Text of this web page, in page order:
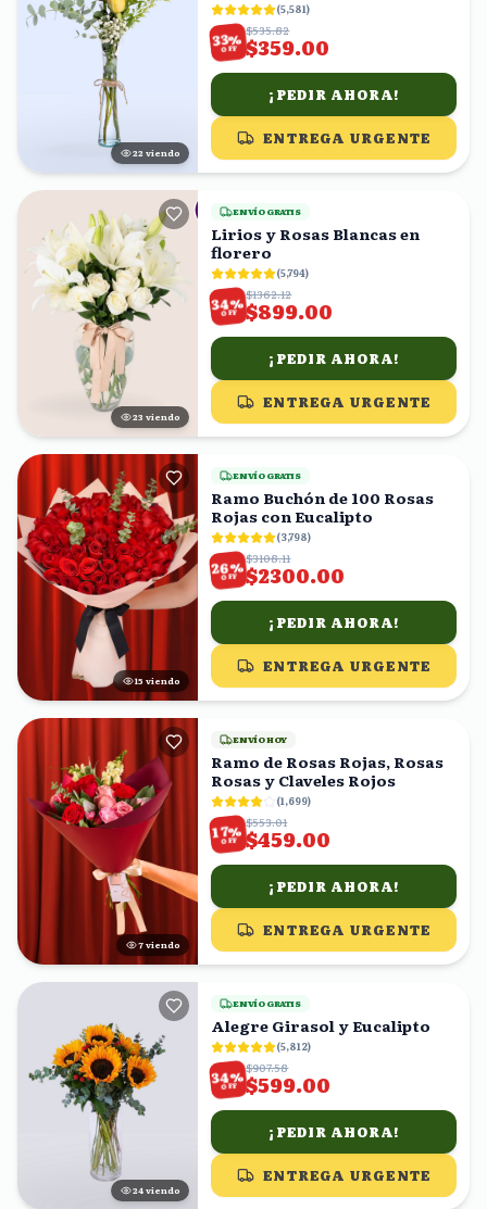
23 viendo
(5,581)
33%
OFF
$535.82
$359.00
¡PEDIR AHORA!
ENTREGA URGENTE
24 viendo
ENVÍO GRATIS
Lirios y Rosas Blancas en
florero
(5,794)
34%
OFF
$1362.12
$899.00
¡PEDIR AHORA!
ENTREGA URGENTE
15 viendo
ENVÍO GRATIS
Ramo Buchón de 100 Rosas
Rojas con Eucalipto
(3,798)
26%
OFF
$3108.11
$2300.00
¡PEDIR AHORA!
ENTREGA URGENTE
8 viendo
ENVÍO HOY
Ramo de Rosas Rojas, Rosas
Rosas y Claveles Rojos
(1,699)
17%
OFF
$553.01
$459.00
¡PEDIR AHORA!
ENTREGA URGENTE
24 viendo
ENVÍO GRATIS
Alegre Girasol y Eucalipto
(5,812)
34%
OFF
$907.58
$599.00
¡PEDIR AHORA!
ENTREGA URGENTE